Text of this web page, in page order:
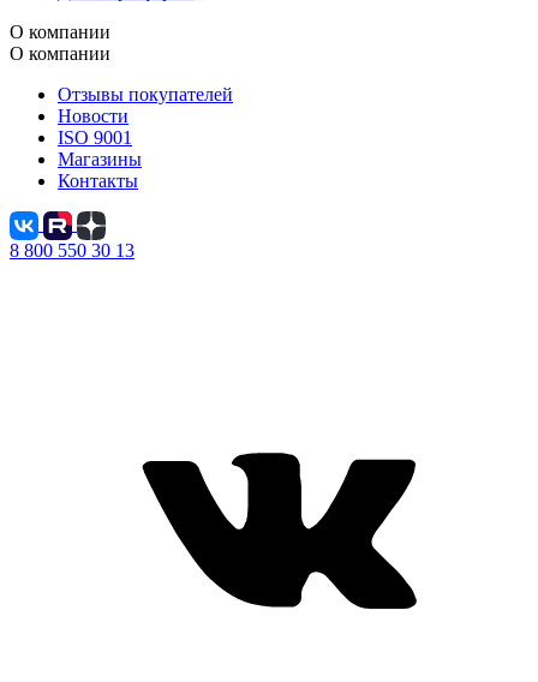
О компании
О компании
Отзывы покупателей
Новости
ISO 9001
Магазины
Контакты
8 800 550 30 13